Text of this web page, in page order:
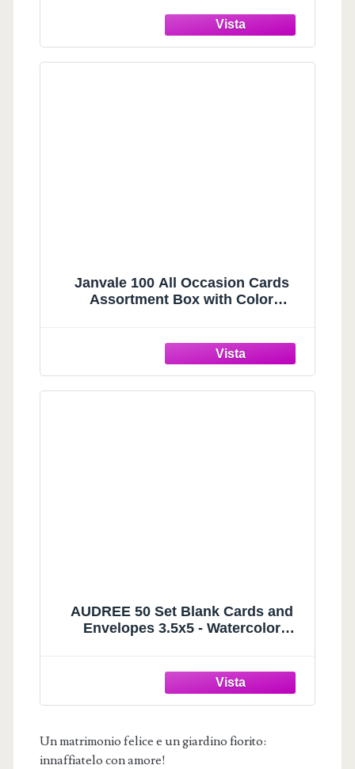
Congratulations, Wedding, Baby,
Thinking of You, Sympathy
Janvale 100 All Occasion Cards
Assortment Box with Color
inch Cards with Stickers and
Dividers
AUDREE 50 Set Blank Cards and
Envelopes 3.5x5 - Watercolor
Matching Sticker - Blank Note Cards
for All Occasions
Un matrimonio felice e un giardino fiorito:
innaffiatelo con amore!